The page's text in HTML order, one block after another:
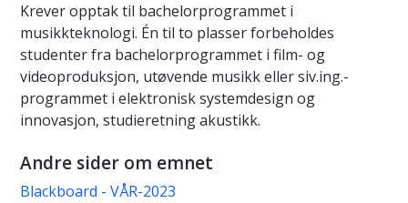
Krever opptak til bachelorprogrammet i
musikkteknologi. Én til to plasser forbeholdes
studenter fra bachelorprogrammet i film- og
videoproduksjon, utøvende musikk eller siv.ing.-
programmet i elektronisk systemdesign og
innovasjon, studieretning akustikk.
Andre sider om emnet
Blackboard - VÅR-2023